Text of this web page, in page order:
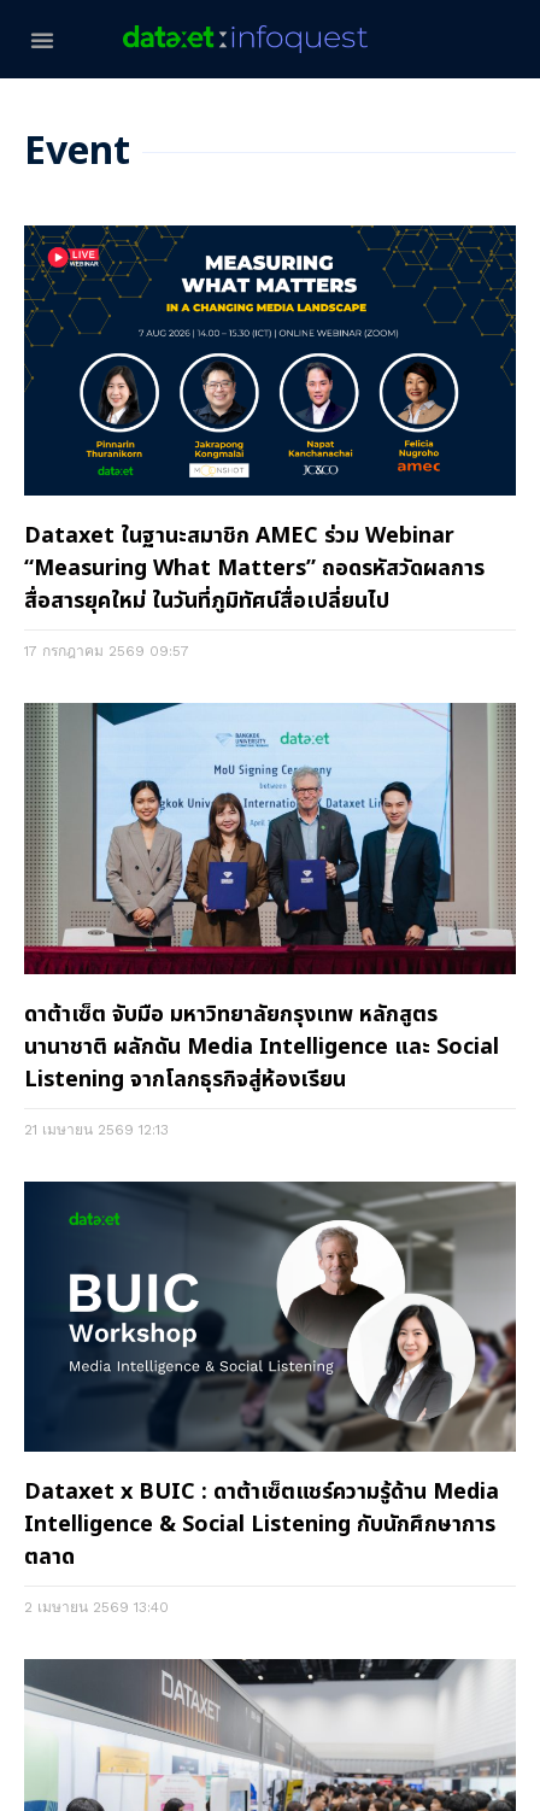
Event
Dataxet ในฐานะสมาชิก AMEC ร่วม Webinar
“Measuring What Matters” ถอดรหัสวัดผลการ
สื่อสารยุคใหม่ ในวันที่ภูมิทัศน์สื่อเปลี่ยนไป
17 กรกฎาคม 2569 09:57
ดาต้าเซ็ต จับมือ มหาวิทยาลัยกรุงเทพ หลักสูตร
นานาชาติ ผลักดัน Media Intelligence และ Social
Listening จากโลกธุรกิจสู่ห้องเรียน
21 เมษายน 2569 12:13
Dataxet x BUIC : ดาต้าเซ็ตแชร์ความรู้ด้าน Media
Intelligence & Social Listening กับนักศึกษาการ
ตลาด
2 เมษายน 2569 13:40